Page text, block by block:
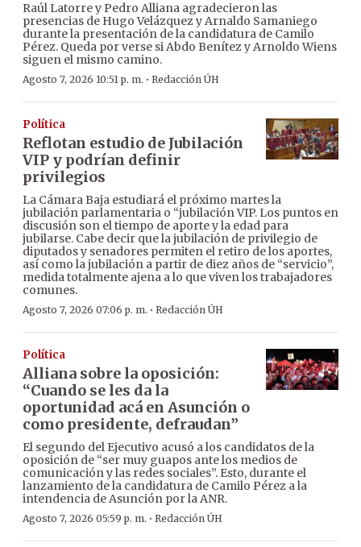
Raúl Latorre y Pedro Alliana agradecieron las
presencias de Hugo Velázquez y Arnaldo Samaniego
durante la presentación de la candidatura de Camilo
Pérez. Queda por verse si Abdo Benítez y Arnoldo Wiens
siguen el mismo camino.
Agosto 7, 2026 10:51 p. m. · Redacción ÚH
Política
Reflotan estudio de Jubilación
VIP y podrían definir
privilegios
La Cámara Baja estudiará el próximo martes la
jubilación parlamentaria o “jubilación VIP. Los puntos en
discusión son el tiempo de aporte y la edad para
jubilarse. Cabe decir que la jubilación de privilegio de
diputados y senadores permiten el retiro de los aportes,
así como la jubilación a partir de diez años de “servicio”,
medida totalmente ajena a lo que viven los trabajadores
comunes.
Agosto 7, 2026 07:06 p. m. · Redacción ÚH
Política
Alliana sobre la oposición:
“Cuando se les da la
oportunidad acá en Asunción o
como presidente, defraudan”
El segundo del Ejecutivo acusó a los candidatos de la
oposición de “ser muy guapos ante los medios de
comunicación y las redes sociales”. Esto, durante el
lanzamiento de la candidatura de Camilo Pérez a la
intendencia de Asunción por la ANR.
Agosto 7, 2026 05:59 p. m. · Redacción ÚH